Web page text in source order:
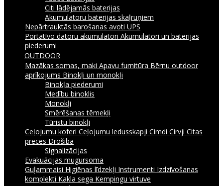
Citi lādējamās baterijas
Akumulatoru baterijas skaļruņiem
Nepārtrauktās barošanas avoti UPS
Portatīvo datoru akumulatori Akumulatori un baterijas
piederumi
OUTDOOR
Mazākas somas, maki Apavu furnitūra Bērnu outdoor
aprīkojums Binokļi un monokļi
Binokļa piederumi
Medību binoklis
Monokļi
Smērēšanas tēmekļi
Tūristu binokļi
Ceļojumu koferi Ceļojumu ledusskapji Cimdi Cirvji Citas
preces Drošība
Signalizācijas
Evakuācijas mugursoma
Guļammaisi Higiēnas līdzekļi Instrumenti Izdzīvošanas
komplekti Kakla sega Kempingu virtuve